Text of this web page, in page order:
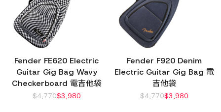
Fender FE620 Electric
Guitar Gig Bag Wavy
Checkerboard 電吉他袋
$4,770$3,980
Fender F920 Denim
Electric Guitar Gig Bag 電
吉他袋
$4,770$3,980